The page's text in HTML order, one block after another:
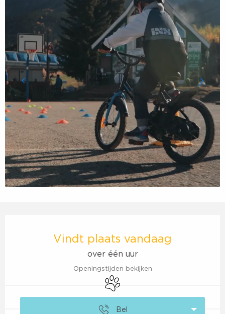
Vindt plaats vandaag
over één uur
Openingstijden bekijken
Dieren toegelaten
Bel